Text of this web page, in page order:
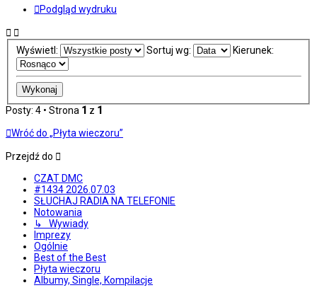
Podgląd wydruku
Wyświetl: Sortuj wg: Kierunek:
Posty: 4 • Strona 1 z 1
Wróć do „Płyta wieczoru”
Przejdź do
CZAT DMC
#1434 2026.07.03
SŁUCHAJ RADIA NA TELEFONIE
Notowania
↳ Wywiady
Imprezy
Ogólnie
Best of the Best
Płyta wieczoru
Albumy, Single, Kompilacje